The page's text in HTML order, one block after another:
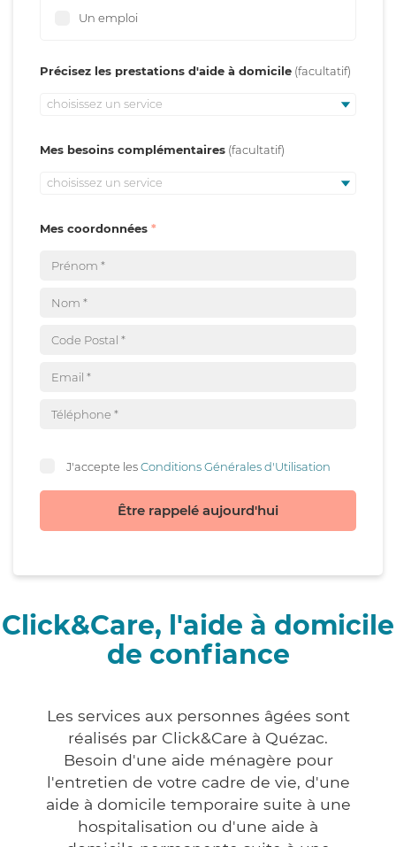
Un emploi
Précisez les prestations d'aide à domicile
choisissez un service
Mes besoins complémentaires
choisissez un service
Mes coordonnées
J'accepte lesConditions Générales d'Utilisation
Être rappelé aujourd'hui
Click&Care, l'aide à domicile
de confiance
Les services aux personnes âgées sont
réalisés par Click&Care à Quézac.
Besoin d'une aide ménagère pour
l'entretien de votre cadre de vie, d'une
aide à domicile temporaire suite à une
hospitalisation ou d'une aide à